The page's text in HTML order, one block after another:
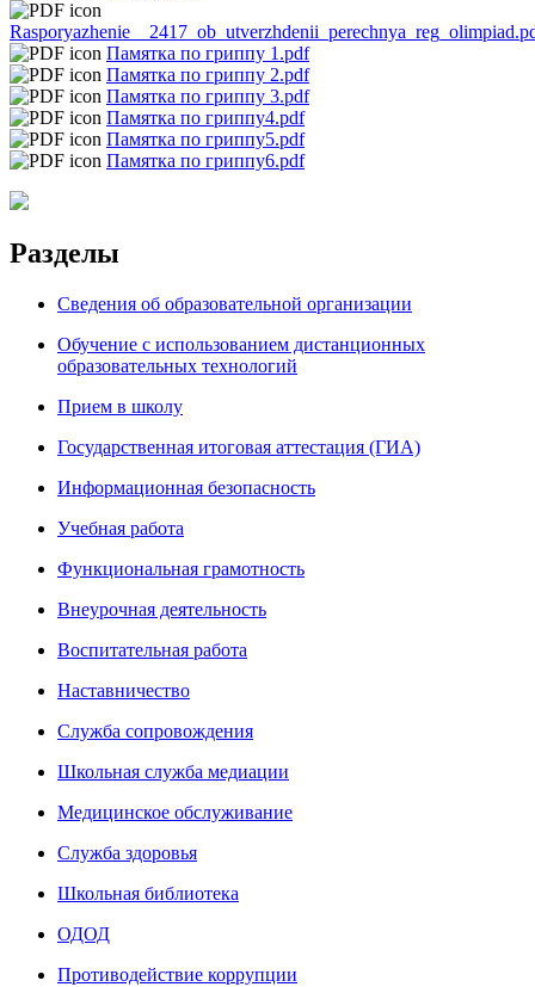
Памятка по гриппу 1.pdf
Памятка по гриппу 2.pdf
Памятка по гриппу 3.pdf
Памятка по гриппу4.pdf
Памятка по гриппу5.pdf
Памятка по гриппу6.pdf
Разделы
Сведения об образовательной организации
Обучение с использованием дистанционных
образовательных технологий
Прием в школу
Государственная итоговая аттестация (ГИА)
Информационная безопасность
Учебная работа
Функциональная грамотность
Внеурочная деятельность
Воспитательная работа
Наставничество
Служба сопровождения
Школьная служба медиации
Медицинское обслуживание
Служба здоровья
Школьная библиотека
ОДОД
Противодействие коррупции